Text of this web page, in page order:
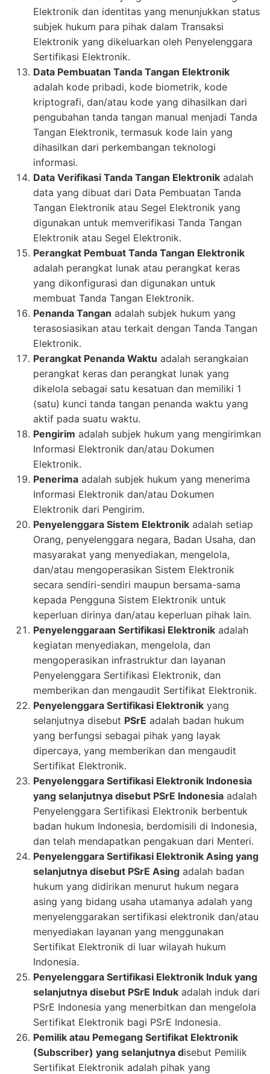
Elektronik dan identitas yang menunjukkan status
subjek hukum para pihak dalam Transaksi
Elektronik yang dikeluarkan oleh Penyelenggara
Sertifikasi Elektronik.
Data Pembuatan Tanda Tangan Elektronik
adalah kode pribadi, kode biometrik, kode
kriptografi, dan/atau kode yang dihasilkan dari
pengubahan tanda tangan manual menjadi Tanda
Tangan Elektronik, termasuk kode lain yang
dihasilkan dari perkembangan teknologi
informasi.
Data Verifikasi Tanda Tangan Elektronik adalah
data yang dibuat dari Data Pembuatan Tanda
Tangan Elektronik atau Segel Elektronik yang
digunakan untuk memverifikasi Tanda Tangan
Elektronik atau Segel Elektronik.
Perangkat Pembuat Tanda Tangan Elektronik
adalah perangkat lunak atau perangkat keras
yang dikonfigurasi dan digunakan untuk
membuat Tanda Tangan Elektronik.
Penanda Tangan adalah subjek hukum yang
terasosiasikan atau terkait dengan Tanda Tangan
Elektronik.
Perangkat Penanda Waktu adalah serangkaian
perangkat keras dan perangkat lunak yang
dikelola sebagai satu kesatuan dan memiliki 1
(satu) kunci tanda tangan penanda waktu yang
aktif pada suatu waktu.
Pengirim adalah subjek hukum yang mengirimkan
Informasi Elektronik dan/atau Dokumen
Elektronik.
Penerima adalah subjek hukum yang menerima
Informasi Elektronik dan/atau Dokumen
Elektronik dari Pengirim.
Penyelenggara Sistem Elektronik adalah setiap
Orang, penyelenggara negara, Badan Usaha, dan
masyarakat yang menyediakan, mengelola,
dan/atau mengoperasikan Sistem Elektronik
secara sendiri-sendiri maupun bersama-sama
kepada Pengguna Sistem Elektronik untuk
keperluan dirinya dan/atau keperluan pihak lain.
Penyelenggaraan Sertifikasi Elektronik adalah
kegiatan menyediakan, mengelola, dan
mengoperasikan infrastruktur dan layanan
Penyelenggara Sertifikasi Elektronik, dan
memberikan dan mengaudit Sertifikat Elektronik.
Penyelenggara Sertifikasi Elektronik yang
selanjutnya disebut PSrE adalah badan hukum
yang berfungsi sebagai pihak yang layak
dipercaya, yang memberikan dan mengaudit
Sertifikat Elektronik.
Penyelenggara Sertifikasi Elektronik Indonesia
yang selanjutnya disebut PSrE Indonesia adalah
Penyelenggara Sertifikasi Elektronik berbentuk
badan hukum Indonesia, berdomisili di Indonesia,
dan telah mendapatkan pengakuan dari Menteri.
Penyelenggara Sertifikasi Elektronik Asing yang
selanjutnya disebut PSrE Asing adalah badan
hukum yang didirikan menurut hukum negara
asing yang bidang usaha utamanya adalah yang
menyelenggarakan sertifikasi elektronik dan/atau
menyediakan layanan yang menggunakan
Sertifikat Elektronik di luar wilayah hukum
Indonesia.
Penyelenggara Sertifikasi Elektronik Induk yang
selanjutnya disebut PSrE Induk adalah induk dari
PSrE Indonesia yang menerbitkan dan mengelola
Sertifikat Elektronik bagi PSrE Indonesia.
Pemilik atau Pemegang Sertifikat Elektronik
(Subscriber) yang selanjutnya disebut Pemilik
Sertifikat Elektronik adalah pihak yang